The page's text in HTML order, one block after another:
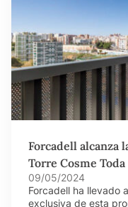
Forcadell alcanza
Torre Cosme
09/05/2024
Forcadell ha llevado
exclusiva de esta